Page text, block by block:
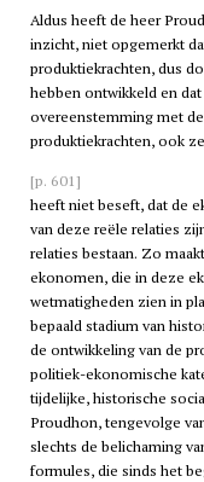
Aldus heeft de heer
inzicht, niet opgemerkt
produktiekrachten, dus
hebben ontwikkeld en
overeenstemming met
produktiekrachten, ook
[p. 601]
heeft niet beseft, dat de
van deze reële relaties
relaties bestaan. Zo
ekonomen, die in deze
wetmatigheden zien in
bepaald stadium van
de ontwikkeling van de
politiek-ekonomische
tijdelijke, historische
Proudhon, tengevolge
slechts de belichaming
formules, die sinds het